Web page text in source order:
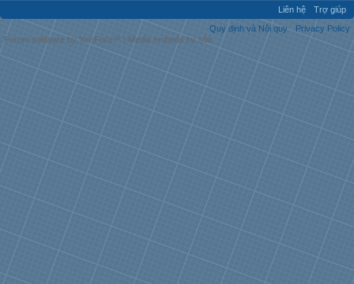
Liên hệ
Trợ giúp
Quy định và Nội quy
Privacy Policy
Forum software by XenForo™ | Media embeds by s9e